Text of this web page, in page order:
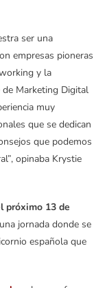
ser una
empresas pioneras
y la
Marketing Digital
muy
que se dedican
que podemos
opinaba Krystie
próximo 13 de
jornada donde se
española que